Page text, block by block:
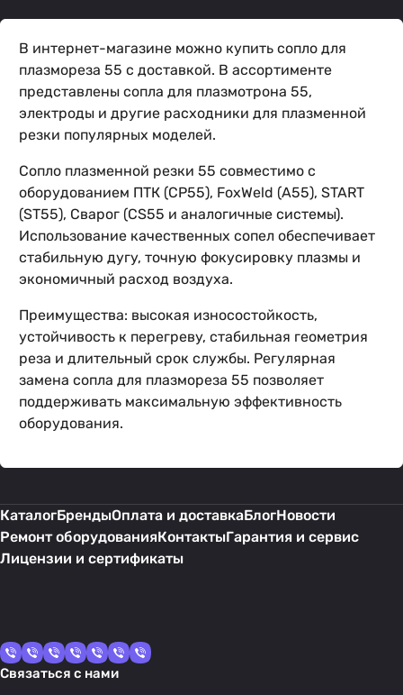
В интернет-магазине можно купить сопло для
плазмореза 55 с доставкой. В ассортименте
представлены сопла для плазмотрона 55,
электроды и другие расходники для плазменной
резки популярных моделей.
Сопло плазменной резки 55 совместимо с
оборудованием ПТК (CP55), FoxWeld (A55), START
(ST55), Сварог (CS55 и аналогичные системы).
Использование качественных сопел обеспечивает
стабильную дугу, точную фокусировку плазмы и
экономичный расход воздуха.
Преимущества: высокая износостойкость,
устойчивость к перегреву, стабильная геометрия
реза и длительный срок службы. Регулярная
замена сопла для плазмореза 55 позволяет
поддерживать максимальную эффективность
оборудования.
КаталогБрендыОплата и доставкаБлогНовости
Ремонт оборудованияКонтактыГарантия и сервис
Лицензии и сертификаты
Связаться с нами